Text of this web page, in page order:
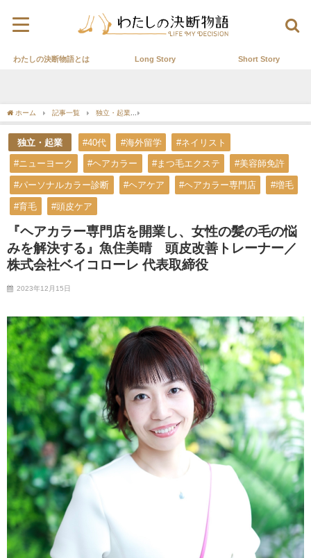
わたしの決断物語とは Long Story Short Story
ホーム 記事一覧 独立・起業
独立・起業 #40代 #海外留学 #ネイリスト
#ニューヨーク #ヘアカラー #まつ毛エクステ #美容師免許
#パーソナルカラー診断 #ヘアケア #ヘアカラー専門店 #増毛
#育毛 #頭皮ケア
『ヘアカラー専門店を開業し、女性の髪の毛の悩
みを解決する』魚住美晴 頭皮改善トレーナー／
株式会社ベイコローレ 代表取締役
2023年12月15日